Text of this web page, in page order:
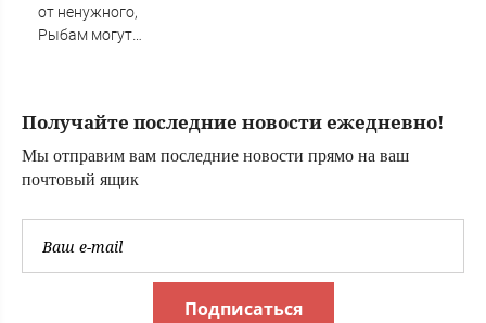
от ненужного,
Рыбам могут
быть лидером в
Получайте последние новости ежедневно!
Мы отправим вам последние новости прямо на ваш
почтовый ящик
Подписаться